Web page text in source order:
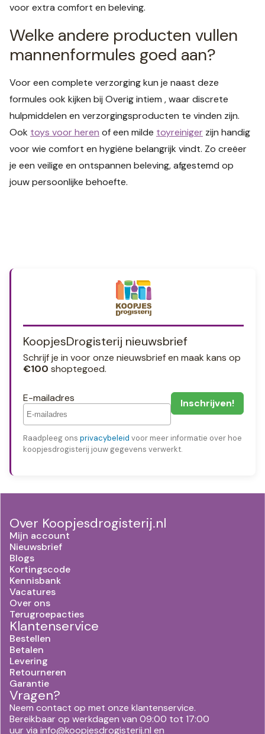
voor extra comfort en beleving.
Welke andere producten vullen
mannenformules goed aan?
Voor een complete verzorging kun je naast deze
formules ook kijken bij Overig intiem , waar discrete
hulpmiddelen en verzorgingsproducten te vinden zijn.
Ook toys voor heren of een milde toyreiniger zijn handig
voor wie comfort en hygiëne belangrijk vindt. Zo creëer
je een veilige en ontspannen beleving, afgestemd op
jouw persoonlijke behoefte.
KoopjesDrogisterij nieuwsbrief
Schrijf je in voor onze nieuwsbrief en maak kans op
€100 shoptegoed.
E-mailadres
Raadpleeg ons privacybeleid voor meer informatie over hoe
koopjesdrogisterij jouw gegevens verwerkt.
Over Koopjesdrogisterij.nl
Mijn account
Nieuwsbrief
Blogs
Kortingscode
Kennisbank
Vacatures
Over ons
Terugroepacties
Klantenservice
Bestellen
Betalen
Levering
Retourneren
Garantie
Vragen?
Neem contact op met onze klantenservice.
Bereikbaar op werkdagen van 09:00 tot 17:00
uur via info@koopjesdrogisterij.nl en